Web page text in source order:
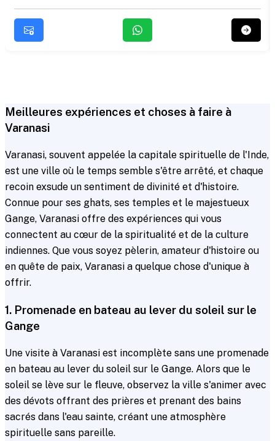
Meilleures expériences et choses à faire à
Varanasi
Varanasi, souvent appelée la capitale spirituelle de l'Inde,
est une ville où le temps semble s'être arrêté, et chaque
recoin exsude un sentiment de divinité et d'histoire.
Connue pour ses ghats, ses temples et le majestueux
Gange, Varanasi offre des expériences qui vous
connectent au cœur de la spiritualité et de la culture
indiennes. Que vous soyez pèlerin, amateur d'histoire ou
en quête de paix, Varanasi a quelque chose d'unique à
offrir.
1. Promenade en bateau au lever du soleil sur le
Gange
Une visite à Varanasi est incomplète sans une promenade
en bateau au lever du soleil sur le Gange. Alors que le
soleil se lève sur le fleuve, observez la ville s'animer avec
des dévots offrant des prières et prenant des bains
sacrés dans l'eau sainte, créant une atmosphère
spirituelle sans pareille.